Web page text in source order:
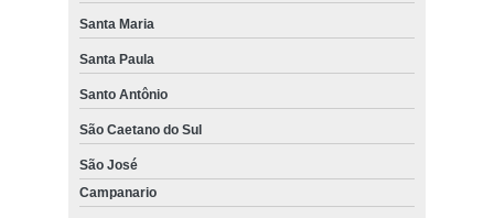
Santa Maria
Santa Paula
Santo Antônio
São Caetano do Sul
São José
Campanario